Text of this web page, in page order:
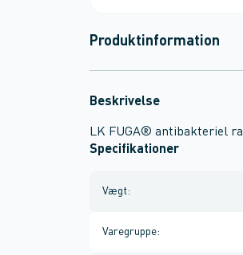
Produktinformation
Beskrivelse
LK FUGA® antibakteriel
Specifikationer
Vægt:
Varegruppe: